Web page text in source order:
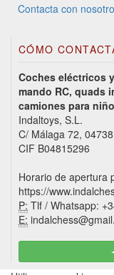
Contacta con
CÓMO
Coches eléctricos
mando RC, quads
camiones para
Indaltoys, S.L.
C/ Málaga 72,
CIF B04815296
Horario de apertura
https://
P: Tlf / Whatsapp:
E: